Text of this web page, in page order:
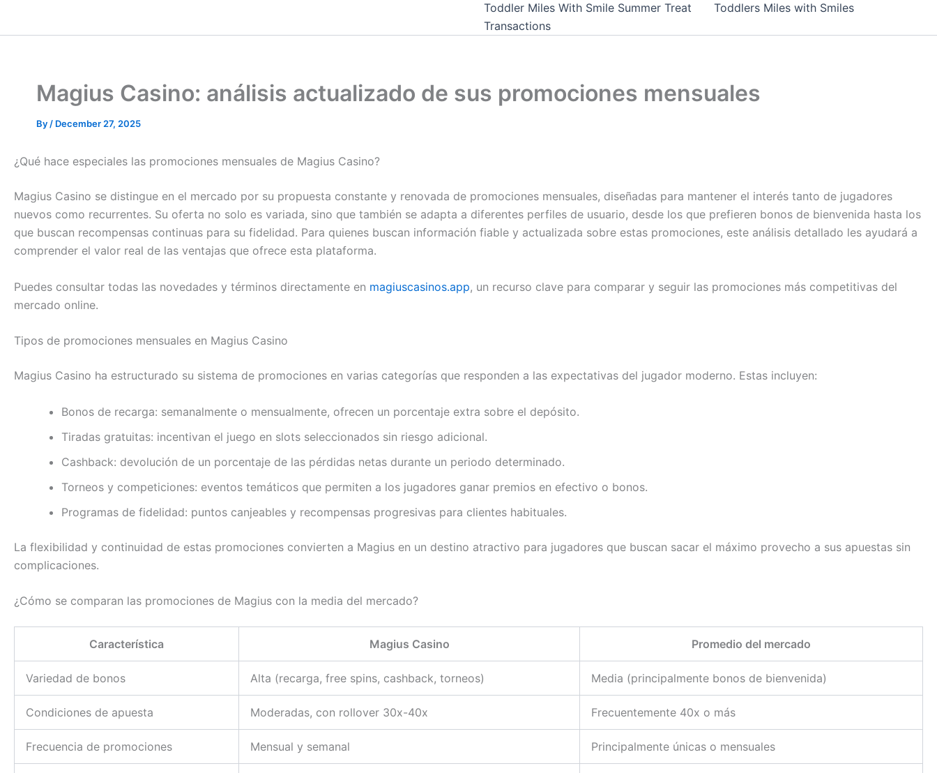
Toddler Miles With Smile Summer Treat
Toddlers Miles with Smiles
Transactions
Magius Casino: análisis actualizado de sus promociones mensuales
By / December 27, 2025
¿Qué hace especiales las promociones mensuales de Magius Casino?
Magius Casino se distingue en el mercado por su propuesta constante y renovada de promociones mensuales, diseñadas para mantener el interés tanto de jugadores
nuevos como recurrentes. Su oferta no solo es variada, sino que también se adapta a diferentes perfiles de usuario, desde los que prefieren bonos de bienvenida hasta los
que buscan recompensas continuas para su fidelidad. Para quienes buscan información fiable y actualizada sobre estas promociones, este análisis detallado les ayudará a
comprender el valor real de las ventajas que ofrece esta plataforma.
Puedes consultar todas las novedades y términos directamente en magiuscasinos.app, un recurso clave para comparar y seguir las promociones más competitivas del
mercado online.
Tipos de promociones mensuales en Magius Casino
Magius Casino ha estructurado su sistema de promociones en varias categorías que responden a las expectativas del jugador moderno. Estas incluyen:
Bonos de recarga: semanalmente o mensualmente, ofrecen un porcentaje extra sobre el depósito.
Tiradas gratuitas: incentivan el juego en slots seleccionados sin riesgo adicional.
Cashback: devolución de un porcentaje de las pérdidas netas durante un periodo determinado.
Torneos y competiciones: eventos temáticos que permiten a los jugadores ganar premios en efectivo o bonos.
Programas de fidelidad: puntos canjeables y recompensas progresivas para clientes habituales.
La flexibilidad y continuidad de estas promociones convierten a Magius en un destino atractivo para jugadores que buscan sacar el máximo provecho a sus apuestas sin
complicaciones.
¿Cómo se comparan las promociones de Magius con la media del mercado?
Característica Magius Casino Promedio del mercado
Variedad de bonos Alta (recarga, free spins, cashback, torneos) Media (principalmente bonos de bienvenida)
Condiciones de apuesta Moderadas, con rollover 30x-40x Frecuentemente 40x o más
Frecuencia de promociones Mensual y semanal Principalmente únicas o mensuales